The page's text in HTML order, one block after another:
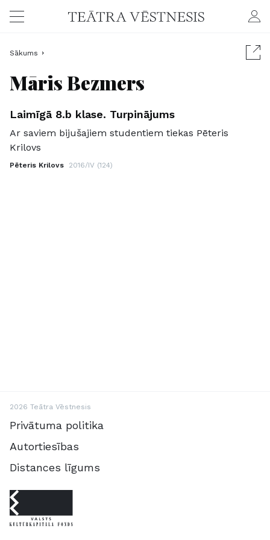
Sākums
Māris Bezmers
Laimīgā 8.b klase. Turpinājums
Ar saviem bijušajiem studentiem tiekas Pēteris
Krilovs
Pēteris Krilovs 2016/IV (124)
2026 Teātra Vēstnesis
Privātuma politika
Autortiesības
Distances līgums